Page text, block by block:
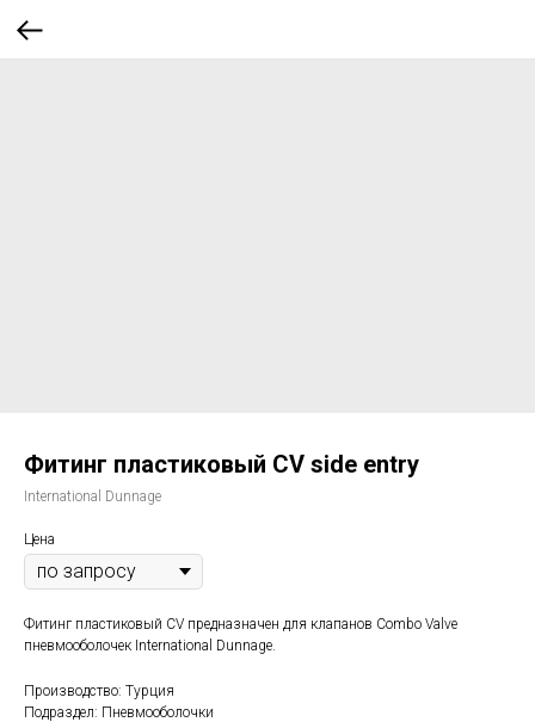
Фитинг пластиковый CV side entry
International Dunnage
Цена
Фитинг пластиковый CV предназначен для клапанов Combo Valve
пневмооболочек International Dunnage.
Производство: Турция
Подраздел: Пневмооболочки